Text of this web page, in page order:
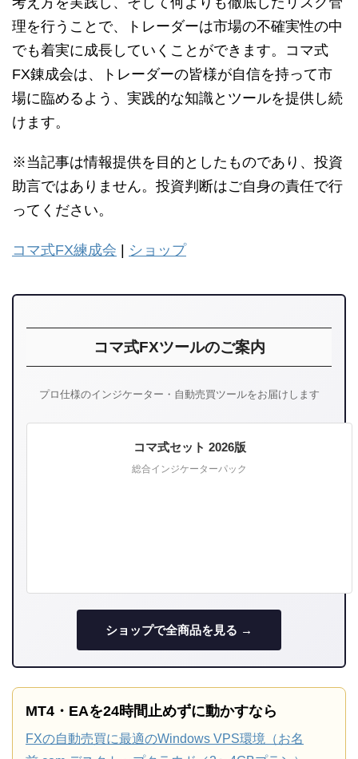
理を行うことで、トレーダーは市場の不確実性の中
でも着実に成長していくことができます。コマ式
FX錬成会は、トレーダーの皆様が自信を持って市
場に臨めるよう、実践的な知識とツールを提供し続
けます。
※当記事は情報提供を目的としたものであり、投資
助言ではありません。投資判断はご自身の責任で行
ってください。
コマ式FX練成会 ショップ
コマ式FXツールのご案内
プロ仕様のインジケーター・自動売買ツールをお届けします
コマ式セット 2026版
総合インジケーターパック
ショップで全商品を見る →
MT4・EAを24時間止めずに動かすなら
FXの自動売買に最適のWindows VPS環境（お名